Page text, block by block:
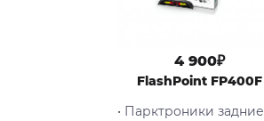
4 900₽
FlashPoint FP400F
• Парктроники задние